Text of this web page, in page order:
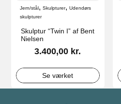
Jern/stål,Skulpturer,Udendørs
skulpturer
Skulptur “Twin I” af Bent
Nielsen
3.400,00 kr.
Se værket